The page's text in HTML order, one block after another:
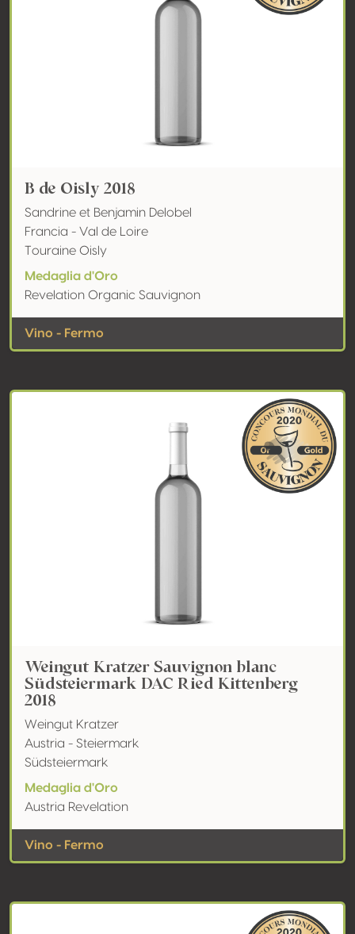
B de Oisly 2018
Sandrine et Benjamin Delobel
Francia - Val de Loire
Touraine Oisly
Medaglia d'Oro
Revelation Organic Sauvignon
Vino - Fermo
Weingut Kratzer Sauvignon blanc
Südsteiermark DAC Ried Kittenberg
2018
Weingut Kratzer
Austria - Steiermark
Südsteiermark
Medaglia d'Oro
Austria Revelation
Vino - Fermo